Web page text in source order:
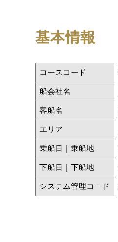
基本情報
コースコード
船会社名
客船名
エリア
乗船日｜乗船地
下船日｜下船地
システム管理コード